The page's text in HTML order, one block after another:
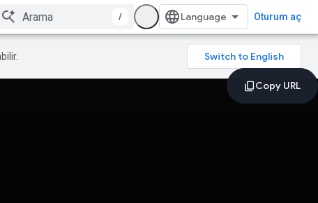
/ Oturum aç